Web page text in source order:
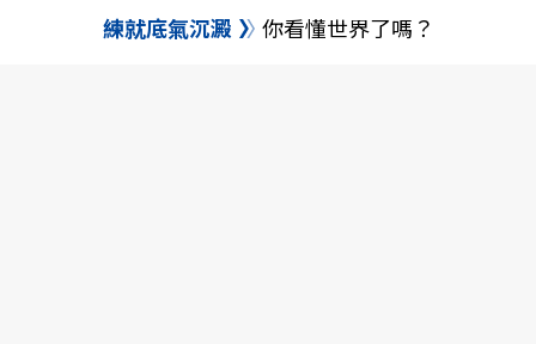
練就底氣沉澱 你看懂世界了嗎？